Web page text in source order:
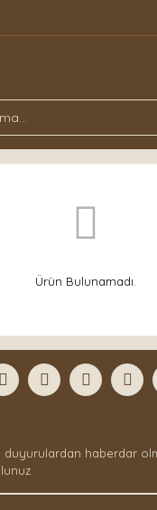
Ürün Bulunamadı.
duyurulardan haberdar